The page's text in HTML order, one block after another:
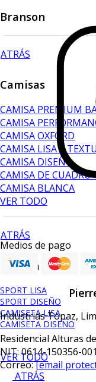
Branson
ATRÁS
Camisas
CAMISA PREMIUM
CAMISA
CAMISA OXFORD
CAMISA LISA Y
CAMISA DISEÑO
CAMISA DE CUADRO
CAMISA BLANCA
VER TODO
ATRÁS
Camisa sport
SPORT LISA
SPORT DISEÑO
CAMISETA LISA
CAMISETA DISEÑO
VER TODO
ATRÁS
Medios de pago
Industrias Topaz,
Residencial Alturas
NIT: 0614-150356-
Correo:[email